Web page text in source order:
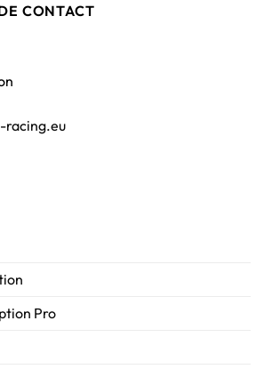
CONTACT
racing.eu
Pro